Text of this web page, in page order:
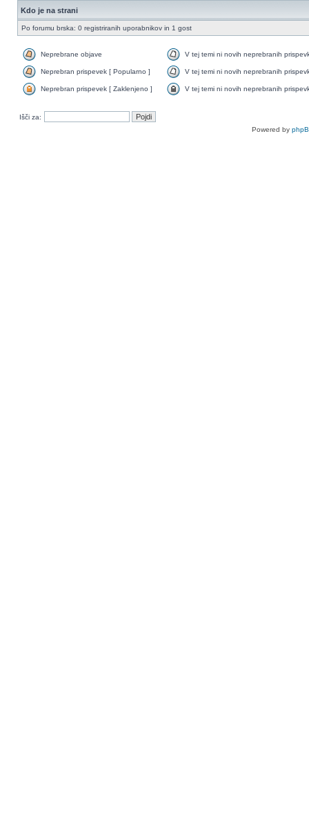
Kdo je na strani
Po forumu brska: 0 registriranih uporabnikov in 1 gost
Neprebrane objave V tej temi ni novih neprebranih
Neprebran prispevek [ Popularno ] V tej temi ni novih neprebranih
Neprebran prispevek [ Zaklenjeno ] V tej temi ni novih neprebranih
Išči za:
Powered by